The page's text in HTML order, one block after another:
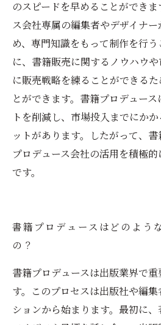
のスピードを早めることができ
ス会社専属の編集者やデザイナ
め、専門知識をもって制作を行
に、書籍販売に関するノウハウ
に販売戦略を練ることができる
とができます。書籍プロデュー
トを削減し、市場投入までにか
ットがあります。したがって、書
プロデュース会社の活用を積極
です。
書籍プロデュースはどのよう
の？
書籍プロデュースは出版業界で
す。このプロセスは出版社や編
ションから始まります。最初に